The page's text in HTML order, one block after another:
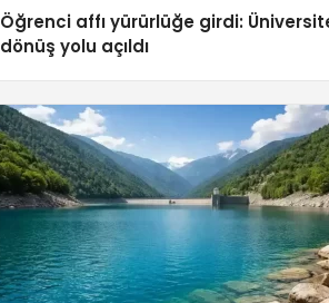
Öğrenci affı yürürlüğe girdi:
dönüş yolu açıldı